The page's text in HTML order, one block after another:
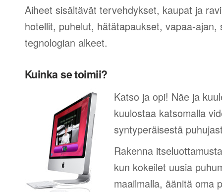
Aiheet sisältävät tervehdykset, kaupat ja
hotellit, puhelut, hätätapaukset, vapaa-ajan,
tegnologian alkeet.
Kuinka se toimii?
Katso ja opi! Näe ja
kuulostaa katsomalla
syntyperäisestä
Rakenna
kun kokeilet uusia
maailmalla, äänitä oma